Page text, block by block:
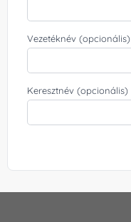
Vezetéknév (opcionális)
Keresztnév (opcionális)